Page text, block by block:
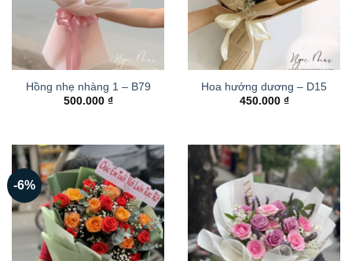
Hồng nhẹ nhàng 1 – B79
500.000 ₫
Hoa hướng dương – D15
450.000 ₫
-6%